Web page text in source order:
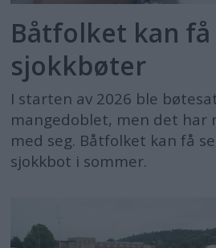
Båtfolket kan få
sjokkbøter
I starten av 2026 ble
mangedoblet, men det har
med seg. Båtfolket kan få
sjokkbot i sommer.